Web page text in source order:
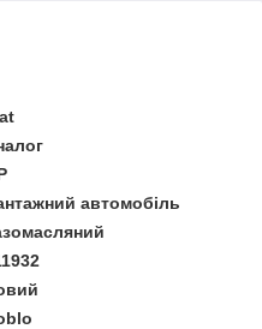
автомобіль